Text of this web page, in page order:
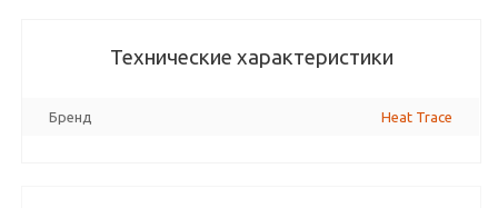
Технические характеристики
Бренд Heat Trace